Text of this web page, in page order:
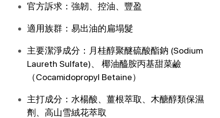
官方訴求：強韌、控油、豐盈
適用族群：易出油的扁塌髮
主要潔淨成分：月桂醇聚醚硫酸酯鈉 (Sodium
Laureth Sulfate)、 椰油醯胺丙基甜菜鹼
（Cocamidopropyl Betaine）
主打成分：水楊酸、薑根萃取、木醣醇類保濕
劑、高山雪絨花萃取